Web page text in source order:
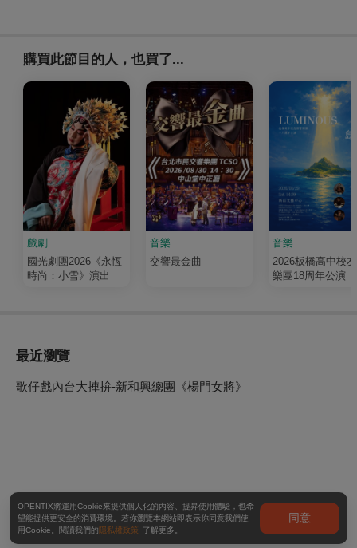
購買此節目的人，也買了...
戲劇
國光劇團2026《永恆
時尚：小雪》演出
音樂
交響最金曲
音樂
2026板橋高中校
樂團18周年公演
最近瀏覽
歌仔戲內台大捙拚-新和興總團《楊門女將》
OPENTIX將運用Cookie來提供個人化的內容、提昇使用體驗，也希
望能提供更安全的消費環境。若你瀏覽本網站即表示你同意我們使
用Cookie。閱讀我們的隱私權政策 了解更多。
同意